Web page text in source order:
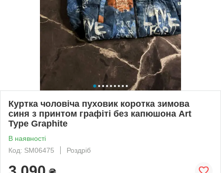
Куртка чоловіча пуховик коротка зимова
синя з принтом графіті без капюшона Art
Type Graphite
В наявності
Код: SM06475
Роздріб